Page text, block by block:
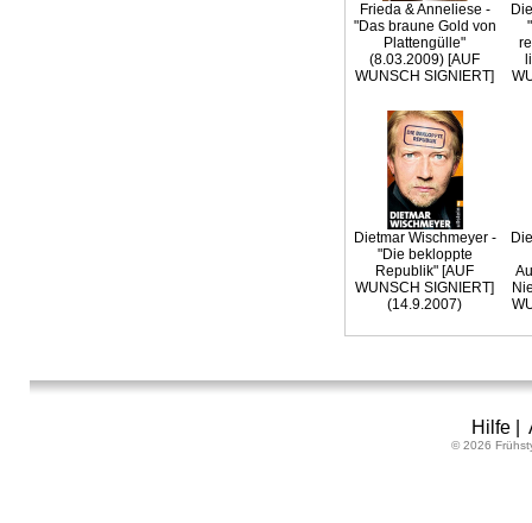
Frieda & Anneliese -
"Das braune Gold von
Plattengülle"
(8.03.2009) [AUF
WUNSCH SIGNIERT]
Dietmar Wischmeyer -
"Die bekloppte
Republik" [AUF
WUNSCH SIGNIERT]
(14.9.2007)
Hilfe|
© 2026